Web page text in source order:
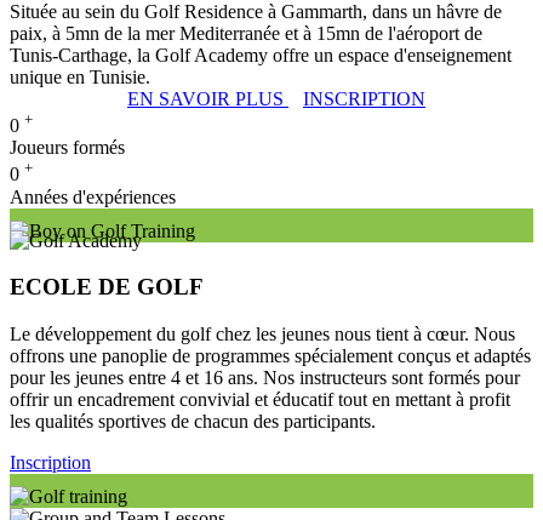
Située au sein du Golf Residence à Gammarth, dans un hâvre de
paix, à 5mn de la mer Mediterranée et à 15mn de l'aéroport de
Tunis-Carthage, la Golf Academy offre un espace d'enseignement
unique en Tunisie.
EN SAVOIR PLUS
INSCRIPTION
0 +
Joueurs formés
0 +
Années d'expériences
ECOLE DE GOLF
Le développement du golf chez les jeunes nous tient à cœur. Nous
offrons une panoplie de programmes spécialement conçus et adaptés
pour les jeunes entre 4 et 16 ans. Nos instructeurs sont formés pour
offrir un encadrement convivial et éducatif tout en mettant à profit
les qualités sportives de chacun des participants.
Inscription